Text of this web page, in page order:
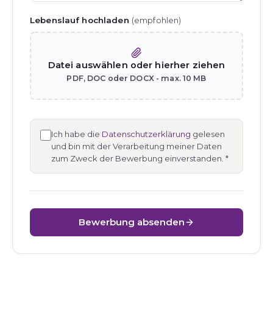
Lebenslauf hochladen (empfohlen)
Datei auswählen oder hierher ziehen
PDF, DOC oder DOCX - max. 10 MB
Ich habe die Datenschutzerklärung gelesen
und bin mit der Verarbeitung meiner Daten
zum Zweck der Bewerbung einverstanden. *
Bewerbung absenden